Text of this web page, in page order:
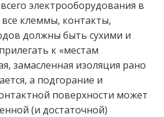
электрооборудования в
клеммы, контакты,
должны быть сухими и
к «местам
замасленная изоляция рано
а подгорание и
поверхности может
(и достаточной)